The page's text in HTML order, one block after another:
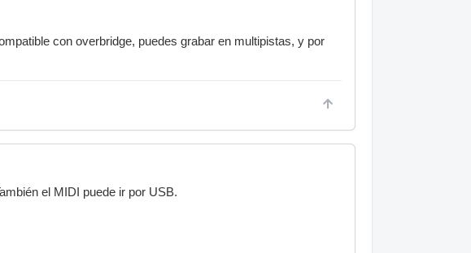
con overbridge, puedes grabar en multipistas, y por
el MIDI puede ir por USB.